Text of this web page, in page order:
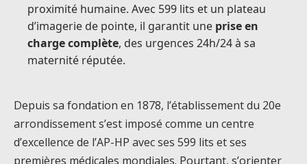
proximité humaine. Avec 599 lits et un plateau
d’imagerie de pointe, il garantit une prise en
charge complète, des urgences 24h/24 à sa
maternité réputée.
Depuis sa fondation en 1878, l’établissement du 20e
arrondissement s’est imposé comme un centre
d’excellence de l’AP-HP avec ses 599 lits et ses
premières médicales mondiales. Pourtant, s’orienter